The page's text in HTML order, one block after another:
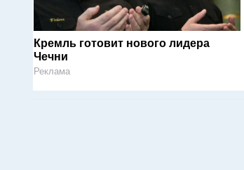
Кремль готовит нового лидера
Чечни
Реклама